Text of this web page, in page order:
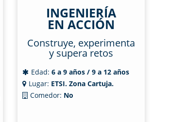
INGENIERÍA
EN ACCIÓN
Construye, experimenta
y supera retos
Edad: 6 a 9 años / 9 a 12 años
Lugar: ETSI. Zona Cartuja.
Comedor: No